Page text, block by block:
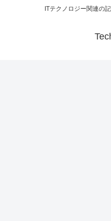
ITテクノロジー関連の